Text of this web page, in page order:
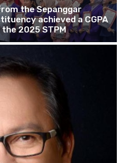
the Sepanggar
achieved a CGPA
2025 STPM